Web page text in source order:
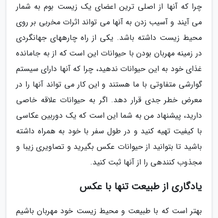
چرا که آنها از اصلی ترین اعضای یک زیست بوم به شمار
می آیند و آسیب زدن به آنها می تواند اثرات مخربی بر روی
محیط زیست داشته باشد. یکی از راه چارههای جهانگردی
در زمینه مهربان بودن با حیوانات این است که از به جامانده
غذای خود به این حیوانات ندهید، چرا که آنها دارای سیستم
گوارشی متفاوتی با ما هستند و این کار می تواند آنها را در
معرض خطر جدی قرار دهد. اگر به حیوانات علاقه خاصی
دارید، پیشنهاد من به شما این است که یک دوربین عکاسی
با کیفیت تهیه کنید و در طول سفر با خود به همراه داشته
باشید تا بتوانید از حیوانات عکس بگیرید و تصاویری زیبا و
مجذوب کنندهی را از آنها ثبت کنید.
یادگاری از طبیعت تنها با عکس
بهتر است که با طبیعت و محیط زیست خود مهربان باشیم